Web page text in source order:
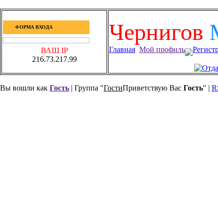
ФОРМА ВХОДА
ВАШ IP
216.73.217.99
Чернигов
Главная Мой профиль
Вы вошли как Гость | Группа "ГостиПриветствую Вас Гость" |